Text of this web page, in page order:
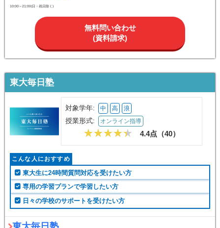
10:00～21:00(日・祝日除く)
無料問い合わせ
(資料請求)
東大毎日塾
対象学年: 中 高 浪
授業形式: オンライン指導
4.4点（40）
こんな人におすすめ
東大生に24時間質問対応を受けたい方
専用の学習プランで学習したい方
日々の学校のサポートを受けたい方